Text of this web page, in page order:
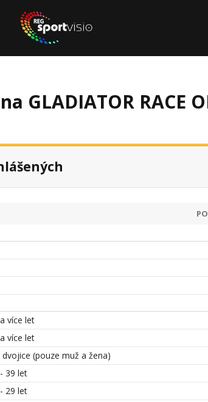
GLADIATOR RACE
více let
více let
dvojice (pouze muž a žena)
39 let
29 let